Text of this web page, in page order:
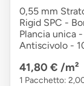
0,55 mm
Rigid SPC -
Plancia unica
Antiscivolo -
41,80 € /m²
1 Pacchetto: